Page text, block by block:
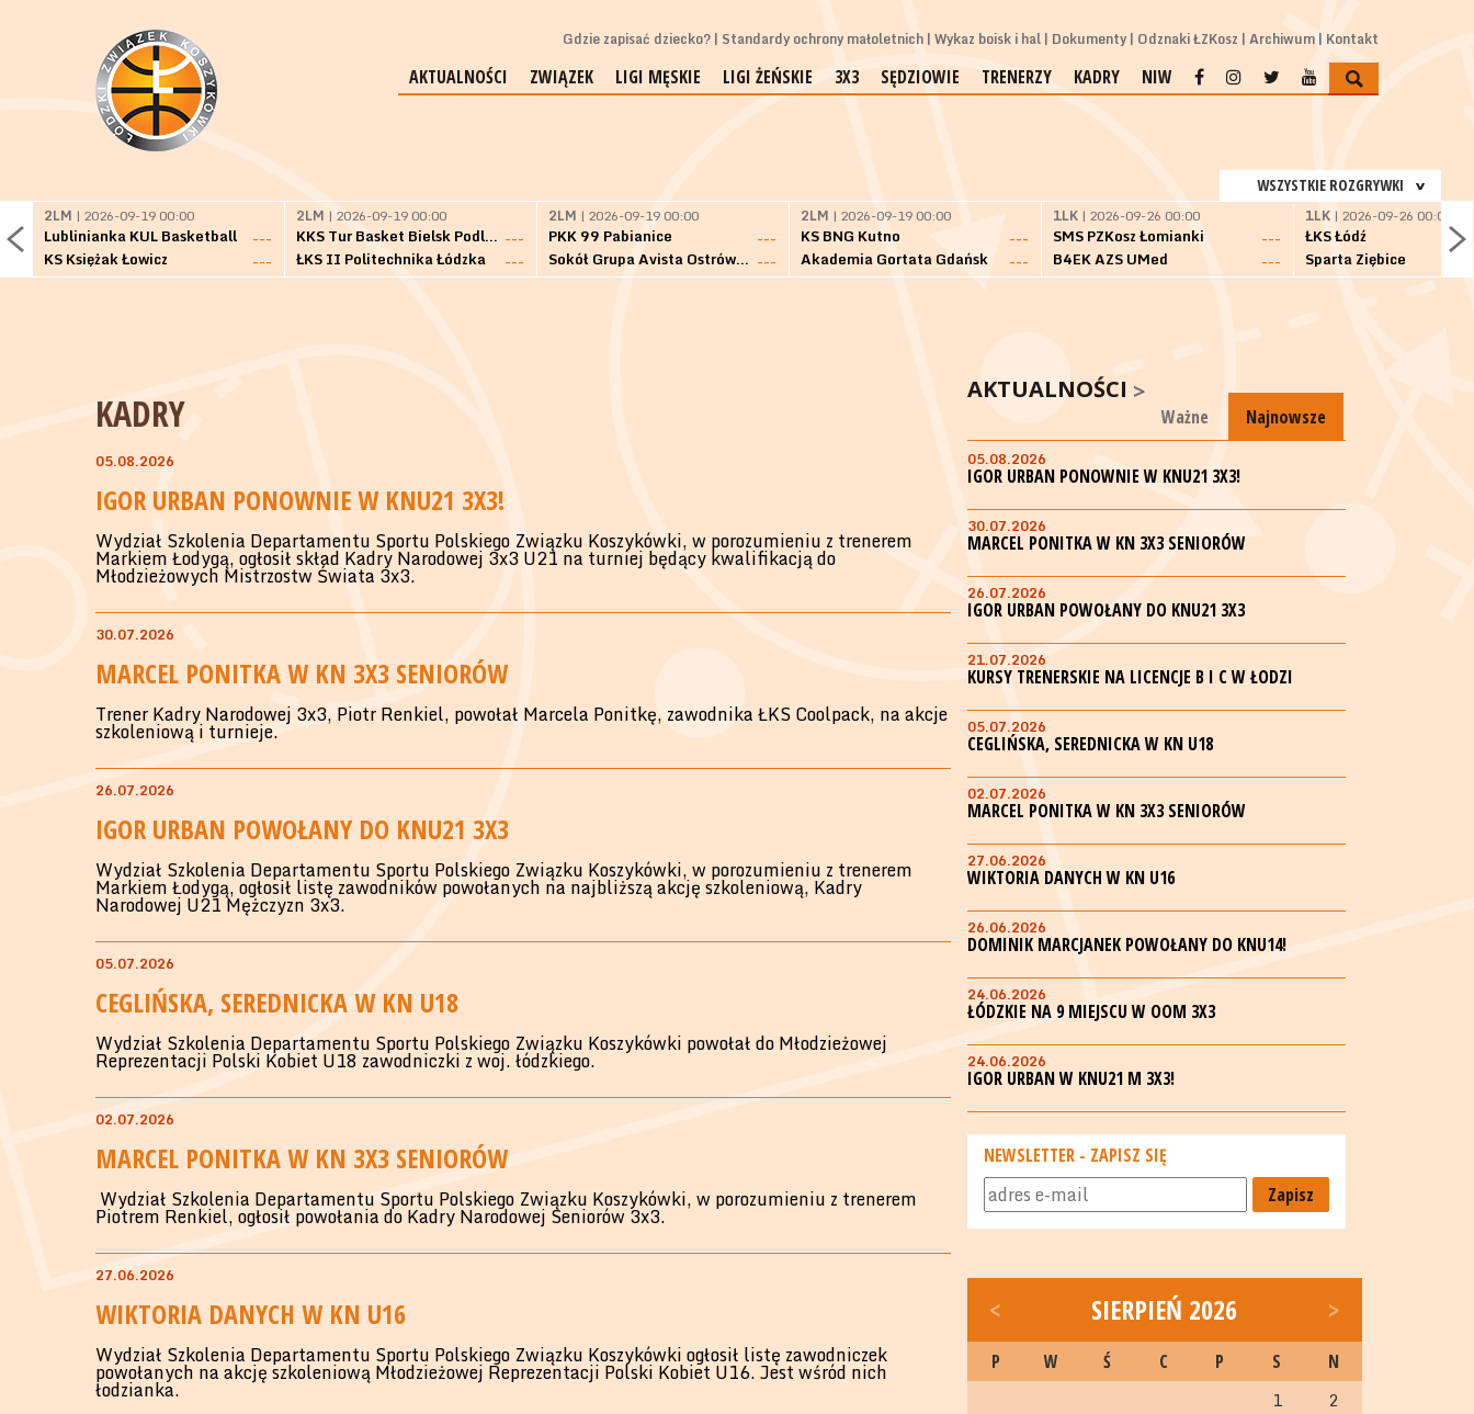
Gdzie zapisać dziecko? Standardy ochrony małoletnich Wykaz boisk i hal Dokumenty Odznaki ŁZKosz Archiwum Kontakt
AKTUALNOŚCI ZWIĄZEK LIGI MĘSKIE LIGI ŻEŃSKIE 3X3 SĘDZIOWIE TRENERZY KADRY NIW
WSZYSTKIE ROZGRYWKI
2LM | 2026-09-19 00:00
Lublinianka KUL Basketball
---
KS Księżak Łowicz
---
2LM | 2026-09-19 00:00
KKS Tur Basket Bielsk Podlaski ---
ŁKS II Politechnika Łódzka
---
2LM | 2026-09-19 00:00
PKK 99 Pabianice
---
Sokół Grupa Avista Ostrów Maz. ---
2LM | 2026-09-19 00:00
KS BNG Kutno
---
Akademia Gortata Gdańsk
---
1LK | 2026-09-26 00:00
SMS PZKosz Łomianki
---
B4EK AZS UMed
---
1LK | 2026-09-26 00:00
ŁKS Łódź
Sparta Ziębice
KADRY
05.08.2026
IGOR URBAN PONOWNIE W KNU21 3X3!
Wydział Szkolenia Departamentu Sportu Polskiego Związku Koszykówki, w porozumieniu z trenerem
Markiem Łodygą, ogłosił skład Kadry Narodowej 3x3 U21 na turniej będący kwalifikacją do
Młodzieżowych Mistrzostw Świata 3x3.
30.07.2026
MARCEL PONITKA W KN 3X3 SENIORÓW
Trener Kadry Narodowej 3x3, Piotr Renkiel, powołał Marcela Ponitkę, zawodnika ŁKS Coolpack, na akcje
szkoleniową i turnieje.
26.07.2026
IGOR URBAN POWOŁANY DO KNU21 3X3
Wydział Szkolenia Departamentu Sportu Polskiego Związku Koszykówki, w porozumieniu z trenerem
Markiem Łodygą, ogłosił listę zawodników powołanych na najbliższą akcję szkoleniową, Kadry
Narodowej U21 Mężczyzn 3x3.
05.07.2026
CEGLIŃSKA, SEREDNICKA W KN U18
Wydział Szkolenia Departamentu Sportu Polskiego Związku Koszykówki powołał do Młodzieżowej
Reprezentacji Polski Kobiet U18 zawodniczki z woj. łódzkiego.
02.07.2026
MARCEL PONITKA W KN 3X3 SENIORÓW
Wydział Szkolenia Departamentu Sportu Polskiego Związku Koszykówki, w porozumieniu z trenerem
Piotrem Renkiel, ogłosił powołania do Kadry Narodowej Seniorów 3x3.
27.06.2026
WIKTORIA DANYCH W KN U16
Wydział Szkolenia Departamentu Sportu Polskiego Związku Koszykówki ogłosił listę zawodniczek
powołanych na akcję szkoleniową Młodzieżowej Reprezentacji Polski Kobiet U16. Jest wśród nich
łodzianka.
AKTUALNOŚCI
Najnowsze
Ważne
05.08.2026
IGOR URBAN PONOWNIE W KNU21 3X3!
30.07.2026
MARCEL PONITKA W KN 3X3 SENIORÓW
26.07.2026
IGOR URBAN POWOŁANY DO KNU21 3X3
21.07.2026
KURSY TRENERSKIE NA LICENCJE B I C W ŁODZI
05.07.2026
CEGLIŃSKA, SEREDNICKA W KN U18
02.07.2026
MARCEL PONITKA W KN 3X3 SENIORÓW
27.06.2026
WIKTORIA DANYCH W KN U16
26.06.2026
DOMINIK MARCJANEK POWOŁANY DO KNU14!
24.06.2026
ŁÓDZKIE NA 9 MIEJSCU W OOM 3X3
24.06.2026
IGOR URBAN W KNU21 M 3X3!
NEWSLETTER - ZAPISZ SIĘ
Zapisz
< SIERPIEŃ 2026 >
P W Ś C P S N
1
2